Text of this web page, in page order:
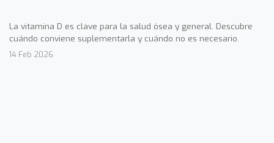
La vitamina D es clave para la salud ósea y general. Descubre
cuándo conviene suplementarla y cuándo no es necesario.
14 Feb 2026